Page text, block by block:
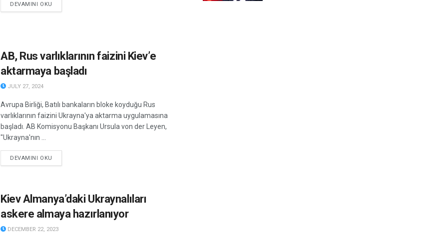
DEVAMINI OKU
AB, Rus varlıklarının faizini Kiev’e
aktarmaya başladı
JULY 27, 2024
Avrupa Birliği, Batılı bankaların bloke koyduğu Rus
varlıklarının faizini Ukrayna'ya aktarma uygulamasına
başladı. AB Komisyonu Başkanı Ursula von der Leyen,
"Ukrayna'nın ...
DEVAMINI OKU
Kiev Almanya’daki Ukraynalıları
askere almaya hazırlanıyor
DECEMBER 22, 2023